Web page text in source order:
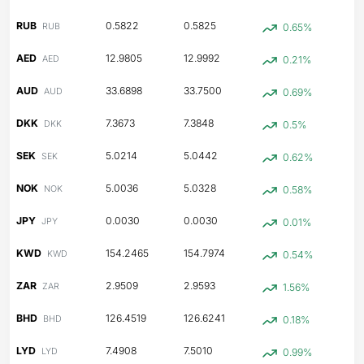
RUB RUB 0.5822 0.5825 0.65%
AED AED 12.9805 12.9992 0.21%
AUD AUD 33.6898 33.7500 0.69%
DKK DKK 7.3673 7.3848 0.5%
SEK SEK 5.0214 5.0442 0.62%
NOK NOK 5.0036 5.0328 0.58%
JPY JPY 0.0030 0.0030 0.01%
KWD KWD 154.2465 154.7974 0.54%
ZAR ZAR 2.9509 2.9593 1.56%
BHD BHD 126.4519 126.6241 0.18%
LYD LYD 7.4908 7.5010 0.99%